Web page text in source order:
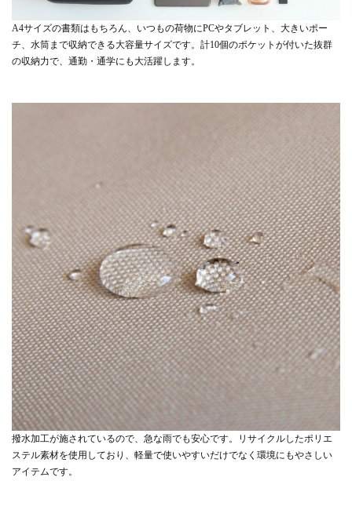
A4サイズの書類はもちろん、いつもの荷物にPCやタブレット、大きいポー
チ、水筒まで収納できる大容量サイズです。計10個のポケットが付いた抜群
の収納力で、通勤・通学にも大活躍します。
撥水加工が施されているので、急な雨でも安心です。リサイクルしたポリエ
ステル素材を使用しており、軽量で使いやすいだけでなく環境にもやさしい
アイテムです。